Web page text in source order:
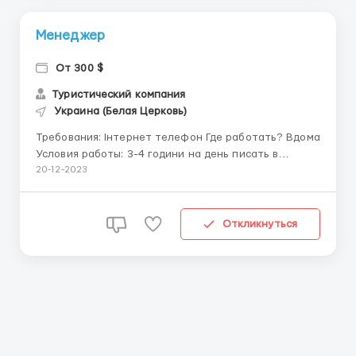
Менеджер
От 300 $
Туристический компания
Украина (Белая Церковь)
Требования: Інтернет телефон Где работать? Вдома
Условия работы: 3-4 години на день писать в
телеграм , WhatsApp . Viber +380667905025
20-12-2023
Откликнуться